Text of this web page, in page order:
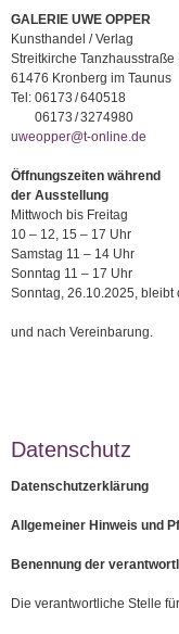
GALERIE UWE OPPER
Kunsthandel / Verlag
Streitkirche Tanzhausstraße
61476 Kronberg im Taunus
Tel: 06173 / 640518
06173 / 3274980
uweopper@t-online.de
Öffnungszeiten während
der Ausstellung
Mittwoch bis Freitag
10 – 12, 15 – 17 Uhr
Samstag 11 – 14 Uhr
Sonntag 11 – 17 Uhr
Sonntag, 26.10.2025,
und nach Vereinbarung.
Datenschutz
Datenschutzerklärung
Allgemeiner Hinweis und
Benennung der
Die verantwortliche Stelle